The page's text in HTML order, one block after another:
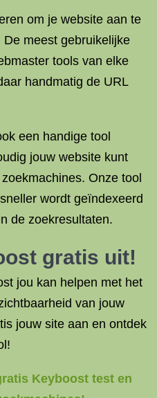
om je website aan te
meest gebruikelijke
tools van elke
handmatig de URL
een handige tool
jouw website kunt
Onze tool
wordt geïndexeerd
de zoekresultaten.
gratis uit!
jou kan helpen met het
van jouw
jouw site aan en ontdek
Keyboost test en